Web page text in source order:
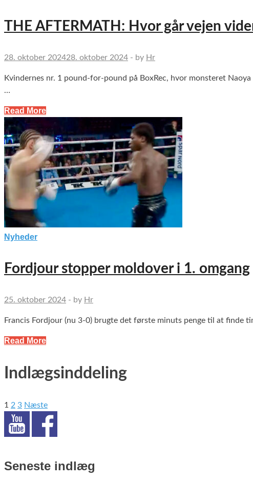
THE AFTERMATH: Hvor går vejen
28. oktober 202428. oktober 2024 - by Hr
Kvindernes nr. 1 pound-for-pound på BoxRec, hvor monsteret
…
Read More
Nyheder
Fordjour stopper moldover i 1. omgang
25. oktober 2024 - by Hr
Francis Fordjour (nu 3-0) brugte det første minuts penge til at finde
Read More
Indlægsinddeling
1 2 3 Næste
Seneste indlæg